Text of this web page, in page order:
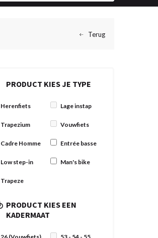
PRODUCT KIES JE TYPE
Herenfiets Lage instap
Trapezium Vouwfiets
Cadre Homme Entrée basse
Low step-in Man's bike
Trapeze
PRODUCT KIES EEN
KADERMAAT